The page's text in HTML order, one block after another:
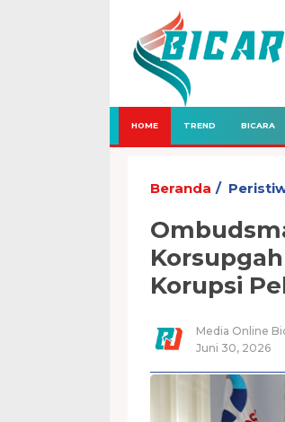
HOME TREND BICARA
Beranda
Korupsi
Media Online
Juni 30, 2026